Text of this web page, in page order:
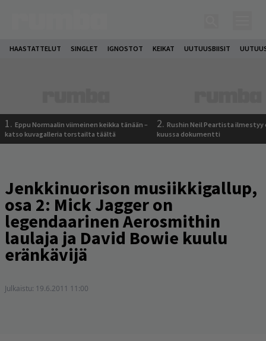
HAASTATTELUT SINGLET IGNOSTOT KEIKAT UUTUUSBIISIT
1. Eppu Normaalin viimeinen keikka tänään –
katso kuvagalleria torstailta täältä
2. Rushin Neil Peartista ilmestyy
kuussa dokumentti
Jenkkinuorison musiikkigallup,
osa 2: Mick Jagger on
legendaarinen Aerosmithin
laulaja ja David Bowie kuulu
eränkävijä
Julkaistu: 19.6.2011 11:00